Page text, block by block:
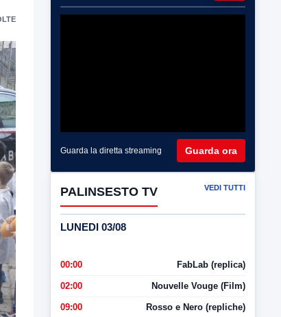
Guarda la diretta streaming Guarda ora
PALINSESTO TV VEDI TUTTI
LUNEDI 03/08
00:00 FabLab (replica)
02:00 Nouvelle Vouge (Film)
09:00 Rosso e Nero (repliche)